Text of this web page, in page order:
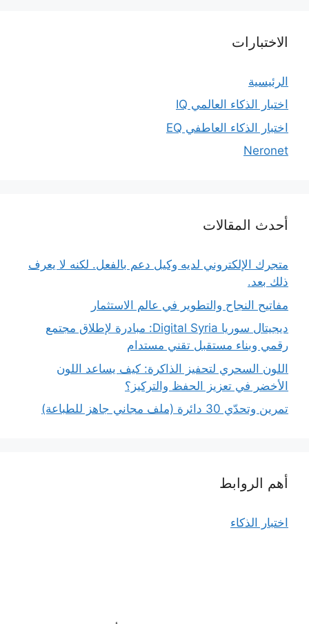
الاختبارات
الرئيسية
اختبار الذكاء العالمي IQ
اختبار الذكاء العاطفي EQ
Neronet
أحدث المقالات
متجرك الإلكتروني لديه وكيل دعم بالفعل. لكنه لا يعرف
ذلك بعد.
مفاتيح النجاح والتطوير في عالم الاستثمار
ديجيتال سوريا Digital Syria: مبادرة لإطلاق مجتمع
رقمي وبناء مستقبل تقني مستدام
اللون السحري لتحفيز الذاكرة: كيف يساعد اللون
الأخضر في تعزيز الحفظ والتركيز؟
تمرين وتحدّي 30 دائرة (ملف مجاني جاهز للطباعة)
أهم الروابط
اختبار الذكاء